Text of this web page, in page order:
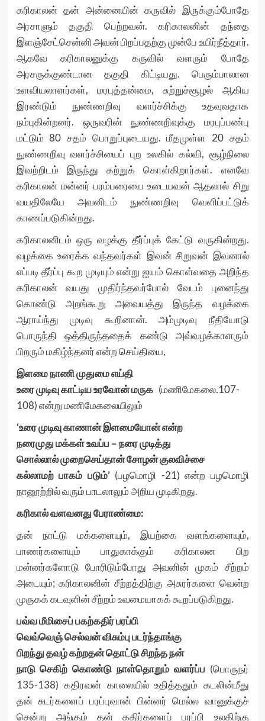
கரிகாலன் தன் அன்னையின் கருவில் இருக்கும்போதே
அரசாளும் தகுதி பெற்றவன். கரிகாலனின் தந்தை
இளஞ்சேட்சென்னி அவன் பிறப்பதற்கு முன்பே உயிர்நீத்தார்.
ஆகவே கரிகாலனுக்கு கருவில் வளரும் போதே
அரசருக்குண்டான தகுதி கிட்டியது. பெரும்பாலான
உளவியலாளர்கள், மரபுத்தன்மை, சுற்றுச்சூழல் ஆகிய
இரண்டும் நுண்ணறிவு வளர்ச்சிக்கு உதவுவதாக
நம்புகின்றனர். ஒருவரின் நுண்ணறிவுக்கு மரபுப்பண்பு
மட்டும் 80 சதம் பொறுப்புடையது. மீதமுள்ள 20 சதம்
நுண்ணறிவு வளர்ச்சியைப் புற உலகில் கல்வி, சூழ்நிலை
இவற்றிடம் இருந்து கற்றுக் கொள்கிறார்கள். எனவே
கரிகாலன் மன்னர் பரம்பரையை உடையவன் ஆதலால் சிறு
வயதிலேயே அவனிடம் நுண்ணறிவு வெளிப்பட்டுக்
காணப்படுகின்றது.
கரிகாலனிடம் ஒரு வழக்கு தீர்ப்புக் கேட்டு வருகின்றது.
வழக்கை உரைக்க வந்தவர்கள் இவன் சிறுவன் இவனால்
எப்படி தீர்ப்பு கூற முடியும் என்று ஐயம் கொள்வதை அறிந்த
கரிகாலன் வயது முதிர்ந்தவர்போல் வேடம் புனைந்து
கொண்டு அறங்கூறு அவையத்து இருந்த வழக்கை
ஆராய்ந்து முடிவு கூறினான். அம்முடிவு நீதியோடு
பொருந்தி ஒத்திருந்ததைக் கண்டு அவ்வழக்காளரும்
பிறரும் மகிழ்ந்தனர் என்ற செய்தியை,
இளமை நாணி முதுமை எய்தி
உரை முடிவு காட்டிய உரவோன் மருக (மணிமேகலை.107-
108) என்று மணிமேகலையிலும்
‘உரை முடிவு காணான் இளமையோன் என்ற
நரைமுது மக்கள் உவப்ப – நரை முடித்து
சொல்லால் முறைசெய்தான் சோழன் குலவிச்சை
கல்லாமற் பாகம் படும்’ (பழமொழி -21) என்ற பழமொழி
நானூற்றில் வரும் பாடலாலும் அறிய முடிகிறது.
கரிகால் வளவனது பேராண்மை:
தன் நாட்டு மக்களையும், இயற்கை வளங்களையும்,
பாணர்களையும் பாதுகாக்கும் கரிகாலன பிற
மன்னர்களோடு போரிடும்போது அவனின் முகம் சீற்றம்
அடையும்; கரிகாலனின் சீற்றத்திற்கு அசுரர்களை வென்ற
முருகக் கடவுளின் சீற்றம் உவமையாகக் கூறப்படுகிறது.
பவ்வ மீமிசைப் பகற்கதிர் பரப்பி
வெவ்வெஞ் செல்வன் விசும்பு படர்ந்தாங்கு
பிறந்து தவழ் கற்றதன் தொட்டு சிறந்த நன்
நாடு செகிற் கொண்டு நாள்தொறும் வளர்ப்ப (பொருநர்
135-138) கதிரவன் காலையில் உதித்ததும் கடலின்மீது
தன் சுடர்களைப் பரப்புவான் பின்னர் மெல்ல வானுக்குச்
சென்று அங்கும் தன் கதிர்களைப் பரப்பி உலகிற்கு